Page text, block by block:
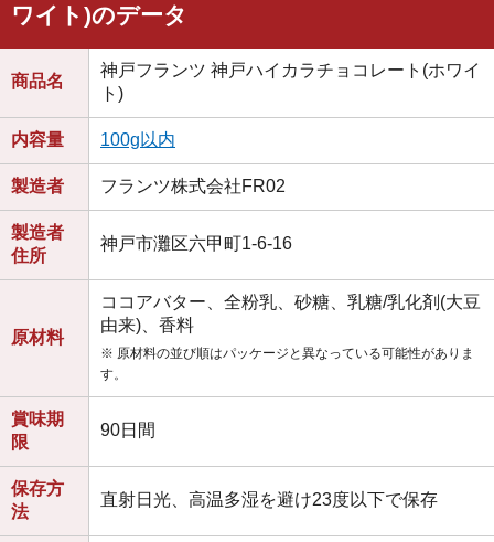
ワイト)のデータ
商品名
神戸フランツ 神戸ハイカラチョコレート(ホワイ
ト)
内容量 100g以内
製造者 フランツ株式会社FR02
製造者
住所
神戸市灘区六甲町1-6-16
原材料
ココアバター、全粉乳、砂糖、乳糖/乳化剤(大豆
由来)、香料
※ 原材料の並び順はパッケージと異なっている可能性がありま
す。
賞味期
限
90日間
保存方
法
直射日光、高温多湿を避け23度以下で保存